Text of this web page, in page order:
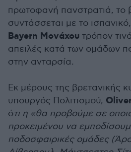
πρωτοφανή πανστρατιά, το
συντάσσεται με το
Bayern Μονάχου τρόπον
απειλές κατά των ομάδων
στην ανταρσία.
Εκ μέρους της βρετανικής
υπουργός Πολιτισμού,
ότι η «θα προβούμε σε
προκειμένου να
ποδοσφαιρικές ομάδες